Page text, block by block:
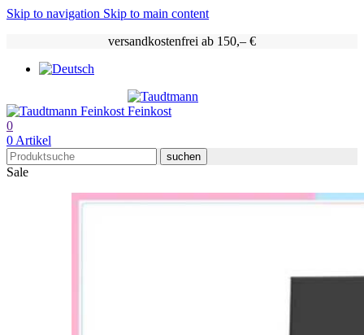
Skip to navigation Skip to main content
versandkostenfrei ab 150,– €
0
0 Artikel
suchen
Sale